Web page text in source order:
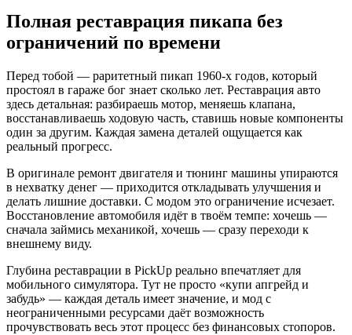
Полная реставрация пикапа без
ограничений по времени
Перед тобой — раритетный пикап 1960-х годов, который
простоял в гараже бог знает сколько лет. Реставрация авто
здесь детальная: разбираешь мотор, меняешь клапана,
восстанавливаешь ходовую часть, ставишь новые компоненты
один за другим. Каждая замена деталей ощущается как
реальный прогресс.
В оригинале ремонт двигателя и тюнинг машины упираются
в нехватку денег — приходится откладывать улучшения и
делать лишние доставки. С модом это ограничение исчезает.
Восстановление автомобиля идёт в твоём темпе: хочешь —
сначала займись механикой, хочешь — сразу переходи к
внешнему виду.
Глубина реставрации в PickUp реально впечатляет для
мобильного симулятора. Тут не просто «купи апгрейд и
забудь» — каждая деталь имеет значение, и мод с
неограниченными ресурсами даёт возможность
прочувствовать весь этот процесс без финансовых стопоров.